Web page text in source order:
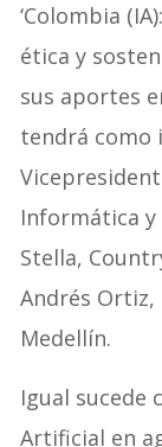
‘Colombia
ética y
sus aportes
tendrá como
Informática y
Stella,
Andrés Ortiz,
Medellín.
Igual sucede
Artificial en